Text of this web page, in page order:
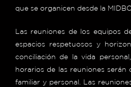
que se organicen desde la
Las reuniones de los equipos
espacios respetuosos y
conciliación de la vida
horarios de las reuniones serán
familiar y personal. Las